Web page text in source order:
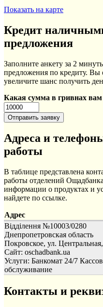
Показать на карте
Кредит
предложения
Заполните анкету за 2
предложения по кредиту. Вы
увеличите шанс получить
Какая сумма в гривнах
Адреса и
работы
В таблице представлена
работы отделений
информации о продуктах и
найдете по ссылке.
Адрес
Відділення №10003/0280
Днепропетровская область
Покровское, ул.
Сайт: oschadbank.ua
Услуги: Банкомат 24/7
обслуживание
Контакты и